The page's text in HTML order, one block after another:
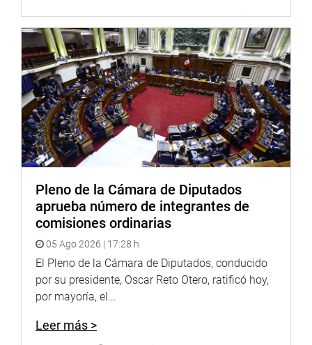
Pleno de la Cámara de Diputados
aprueba número de integrantes de
comisiones ordinarias
05 Ago 2026 | 17:28 h
El Pleno de la Cámara de Diputados, conducido
por su presidente, Oscar Reto Otero, ratificó hoy,
por mayoría, el...
Leer más >